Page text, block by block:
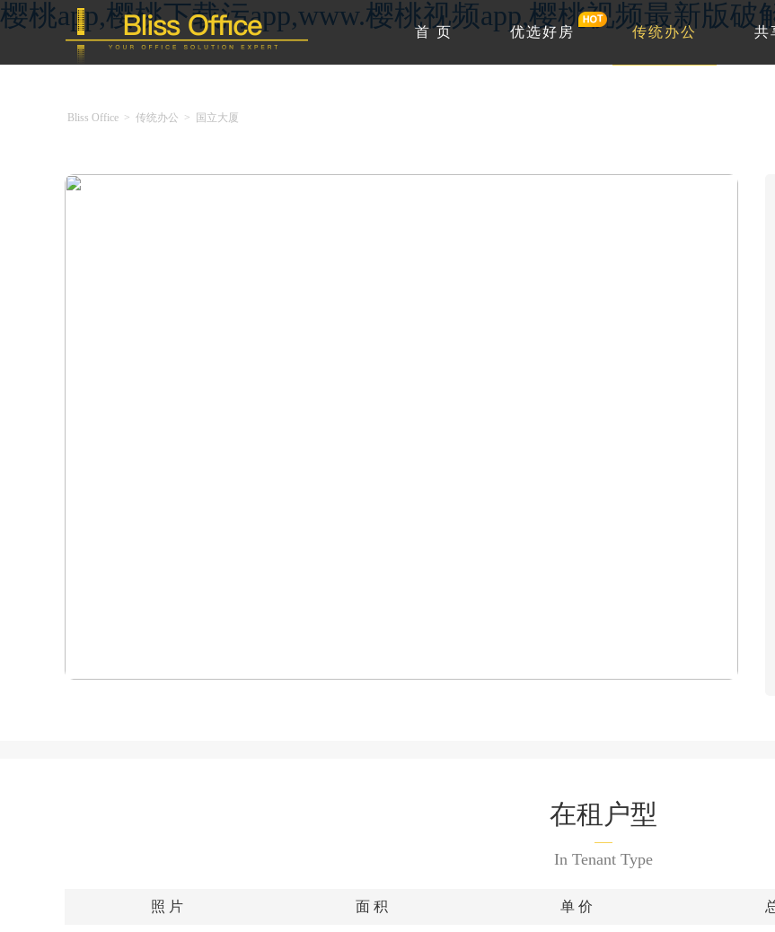
樱桃app,樱桃下载污app,www.樱桃视频app,樱桃视频最新版破
首 页 优选好房 传统办公 共
Bliss Office > 传统办公 > 国立大厦
在租户型
In Tenant Type
照 片 面 积 单 价